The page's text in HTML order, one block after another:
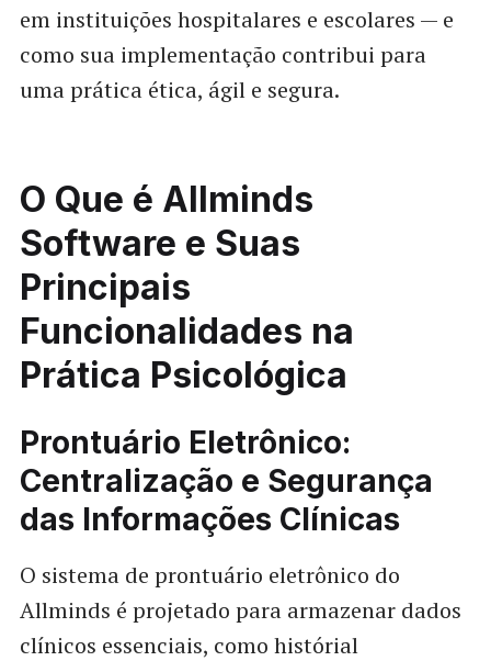
em instituições hospitalares e escolares — e
como sua implementação contribui para
uma prática ética, ágil e segura.
O Que é Allminds
Software e Suas
Principais
Funcionalidades na
Prática Psicológica
Prontuário Eletrônico:
Centralização e Segurança
das Informações Clínicas
O sistema de prontuário eletrônico do
Allminds é projetado para armazenar dados
clínicos essenciais, como histórial